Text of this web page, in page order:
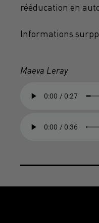
rééducation en
Informations
Maeva Leray